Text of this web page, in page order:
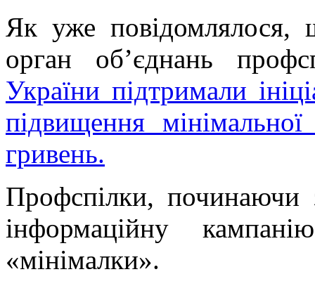
Як уже повідомлялося,
орган об’єднань
України підтримали
підвищення
гривень.
Профспілки, починаючи
інформаційну
«мінімалки».